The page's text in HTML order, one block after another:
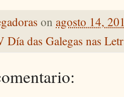
on agosto 14,
Día das Galegas nas